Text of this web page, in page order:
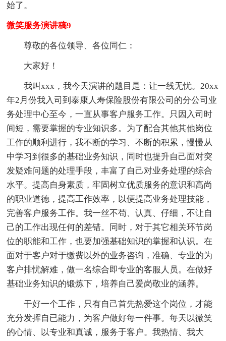
始了。
微笑服务演讲稿9
尊敬的各位领导、各位同仁：
大家好！
我叫xxx，我今天演讲的题目是：让一线无忧。20xx
年2月份我入司到泰康人寿保险股份有限公司的分公司业
务处理中心至今，一直从事客户服务工作。只因入司时
间短，需要掌握的专业知识多。为了配合其他其他岗位
工作的顺利进行，我不断的学习、不断的积累，慢慢从
中学习到很多的基础业务知识，同时也提升自己面对突
发疑难问题的处理手段，丰富了自己对业务处理的综合
水平。提高自身素质，牢固树立优质服务的意识和高尚
的职业道德，提高工作效率，以便提高业务处理技能，
完善客户服务工作。我一丝不苟、认真、仔细，不让自
己的工作出现任何的差错。同时，对于其它相关环节岗
位的职能和工作，也要加强基础知识的掌握和认识。在
面对于客户对于缴费以外的业务咨询，准确、专业的为
客户排忧解难，做一名综合即专业的客服人员。在做好
基础业务知识的锻炼下，培养自己爱岗敬业的涵养。
干好一个工作，只有自己首先热爱这个岗位，才能
充分发挥自已能力，为客户做好每一件事。每天以微笑
的心情、以专业和真诚，服务于客户。我热情、我大